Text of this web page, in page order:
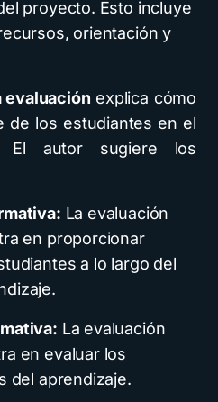
proyecto. Esto incluye
orientación y
evaluación explica cómo
de los estudiantes en el
El autor sugiere los
La evaluación
en proporcionar
a lo largo del
La evaluación
en evaluar los
del aprendizaje.